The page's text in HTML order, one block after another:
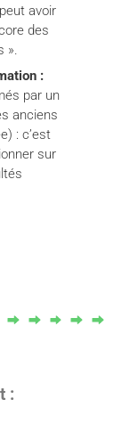
avoir
des
».
:
par un
anciens
: c’est
sur
: